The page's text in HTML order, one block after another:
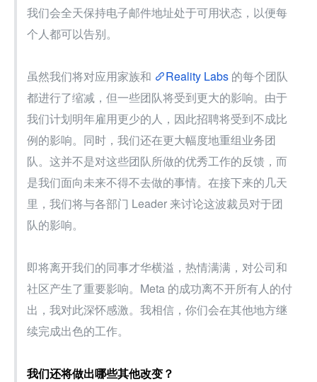
我们会全天保持电子邮件地址处于可用状态，以便每
个人都可以告别。
虽然我们将对应用家族和 Reality Labs 的每个团队
都进行了缩减，但一些团队将受到更大的影响。由于
我们计划明年雇用更少的人，因此招聘将受到不成比
例的影响。同时，我们还在更大幅度地重组业务团
队。这并不是对这些团队所做的优秀工作的反馈，而
是我们面向未来不得不去做的事情。在接下来的几天
里，我们将与各部门 Leader 来讨论这波裁员对于团
队的影响。
即将离开我们的同事才华横溢，热情满满，对公司和
社区产生了重要影响。Meta 的成功离不开所有人的付
出，我对此深怀感激。我相信，你们会在其他地方继
续完成出色的工作。
我们还将做出哪些其他改变？